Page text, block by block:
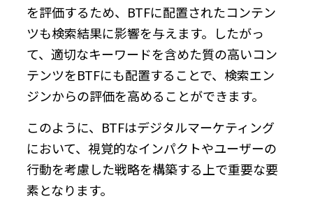
を評価するため、BTFに配置されたコンテン
ツも検索結果に影響を与えます。したがっ
て、適切なキーワードを含めた質の高いコン
テンツをBTFにも配置することで、検索エン
ジンからの評価を高めることができます。
このように、BTFはデジタルマーケティング
において、視覚的なインパクトやユーザーの
行動を考慮した戦略を構築する上で重要な要
素となります。